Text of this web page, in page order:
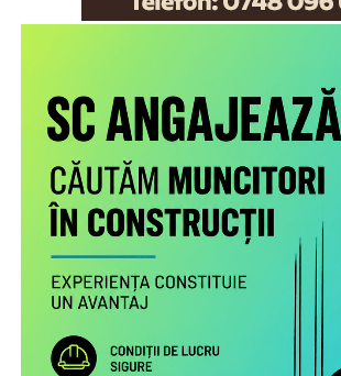
Scopul proiectului este creşterea gradului
conştientizare a părinţilor români care
state cu privire la nevoile copiilor rămaşi
necesitatea menţinerii comunicării cu
persoanele în grija cărora au rămas şi a
comunitatea de proveniență.
Proiectul include următoarele activități: